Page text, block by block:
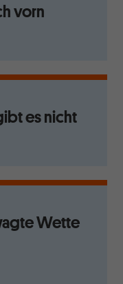
vorn
es nicht
Wette